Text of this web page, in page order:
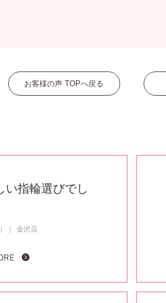
お客様の声 TOPへ戻る
い指輪選びでし
金沢店